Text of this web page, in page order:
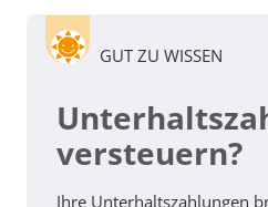
GUT ZU WISSEN
versteuern?
Ihre Unterhaltszahlungen